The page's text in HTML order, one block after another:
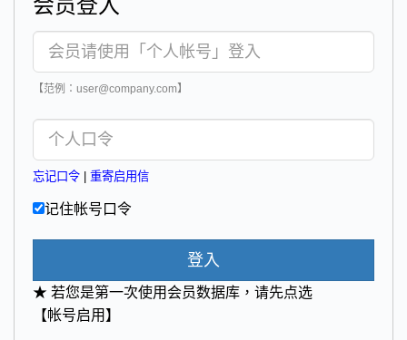
会员登入
【范例：user@company.com】
忘记口令 重寄启用信
记住帐号口令
登入
★ 若您是第一次使用会员数据库，请先点选
【帐号启用】